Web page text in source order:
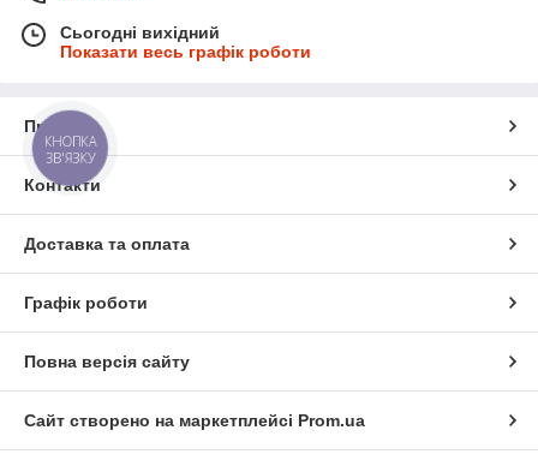
Сьогодні вихідний
Показати весь графік роботи
Про нас
Контакти
Доставка та оплата
Графік роботи
Повна версія сайту
Сайт створено на маркетплейсі Prom.ua
КНОПКА
ЗВ'ЯЗКУ